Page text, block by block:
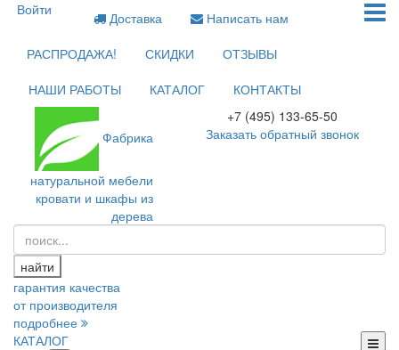
Войти Доставка
Написать нам
РАСПРОДАЖА!
СКИДКИ
ОТЗЫВЫ
НАШИ РАБОТЫ
КАТАЛОГ КОНТАКТЫ
Фабрика
натуральной мебели
кровати и шкафы из
дерева
+7 (495) 133-65-50
Заказать обратный звонок
найти
гарантия качества
от производителя
подробнее
КАТАЛОГ